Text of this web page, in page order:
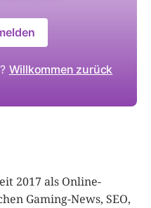
Willkommen zurück
2017 als Online-
Gaming-News, SEO,